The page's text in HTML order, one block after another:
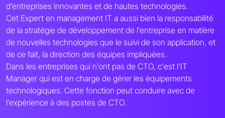
d’entreprises innovantes et de hautes technologies.
Cet Expert en management IT a aussi bien la responsabilité
de la stratégie de développement de l’entreprise en matière
de nouvelles technologies que le suivi de son application, et
de ce fait, la direction des équipes impliquées.
Dans les entreprises qui n’ont pas de CTO, c'est l’IT
Manager qui est en charge de gérer les équipements
technologiques. Cette fonction peut conduire avec de
l’expérience à des postes de CTO.